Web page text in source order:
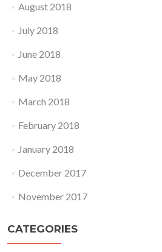
August 2018
July 2018
June 2018
May 2018
March 2018
February 2018
January 2018
December 2017
November 2017
CATEGORIES